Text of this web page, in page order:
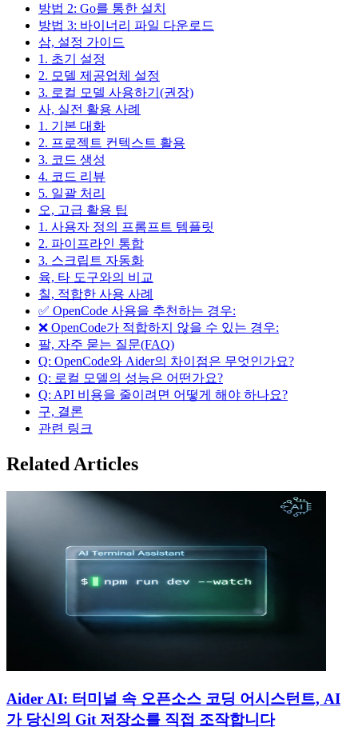
방법 2: Go를 통한 설치
방법 3: 바이너리 파일 다운로드
삼, 설정 가이드
1. 초기 설정
2. 모델 제공업체 설정
3. 로컬 모델 사용하기(권장)
사, 실전 활용 사례
1. 기본 대화
2. 프로젝트 컨텍스트 활용
3. 코드 생성
4. 코드 리뷰
5. 일괄 처리
오, 고급 활용 팁
1. 사용자 정의 프롬프트 템플릿
2. 파이프라인 통합
3. 스크립트 자동화
육, 타 도구와의 비교
칠, 적합한 사용 사례
✅ OpenCode 사용을 추천하는 경우:
❌ OpenCode가 적합하지 않을 수 있는 경우:
팔, 자주 묻는 질문(FAQ)
Q: OpenCode와 Aider의 차이점은 무엇인가요?
Q: 로컬 모델의 성능은 어떤가요?
Q: API 비용을 줄이려면 어떻게 해야 하나요?
구, 결론
관련 링크
Related Articles
Aider AI: 터미널 속 오픈소스 코딩 어시스턴트, AI
가 당신의 Git 저장소를 직접 조작합니다